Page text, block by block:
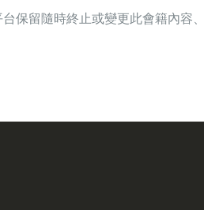
保留隨時終止或變更此會籍內容